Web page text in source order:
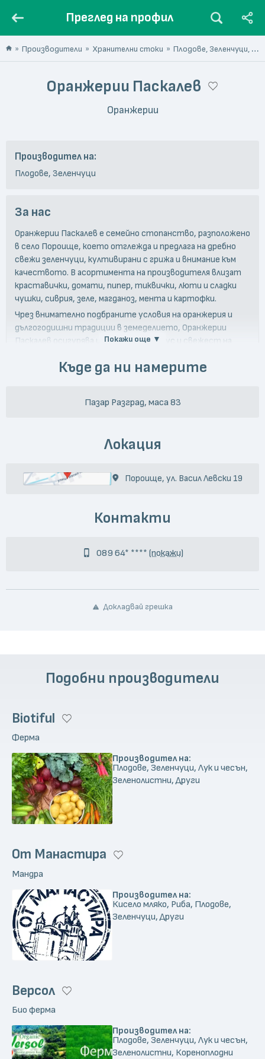
Преглед на профил
Производители Хранителни стоки Плодове, Зеленчуци, Гъби, Ядки
Оранжерии Паскалев
Оранжерии
Производител на:
Плодове, Зеленчуци
За нас
Оранжерии Паскалев е семейно стопанство, разположено
в село Пороище, което отглежда и предлага на дребно
свежи зеленчуци, култивирани с грижа и внимание към
качеството. В асортимента на производителя влизат
краставички, домати, пипер, тиквички, люти и сладки
чушки, сиврия, зеле, магданоз, мента и картофки.
Чрез внимателно подбраните условия на оранжерия и
дългогодишни традиции в земеделието, Оранжерии
Паскалев осигурява изключителен вкус и свежест на
Покажи още ▼
Къде да ни намерите
Пазар Разград, маса 83
Локация
Пороище, ул. Васил Левски 19
Контакти
089 64* **** (покажи)
Докладвай грешка
Подобни производители
Biotiful
Ферма
Производител на:
Плодове, Зеленчуци, Лук и чесън,
Зеленолистни, Други
От Манастира
Мандра
Производител на:
Кисело мляко, Риба, Плодове,
Зеленчуци, Други
Версол
Био ферма
Производител на:
Плодове, Зеленчуци, Лук и чесън,
Зеленолистни, Кореноплодни